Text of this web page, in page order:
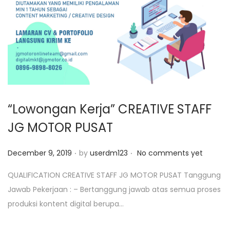
“Lowongan Kerja” CREATIVE STAFF
JG MOTOR PUSAT
P
s
t
e
December 9, 2019 . by userdm123 . No comments yet
QUALIFICATION CREATIVE STAFF JG MOTOR PUSAT Tanggung
Jawab Pekerjaan : – Bertanggung jawab atas semua proses
produksi kontent digital berupa…